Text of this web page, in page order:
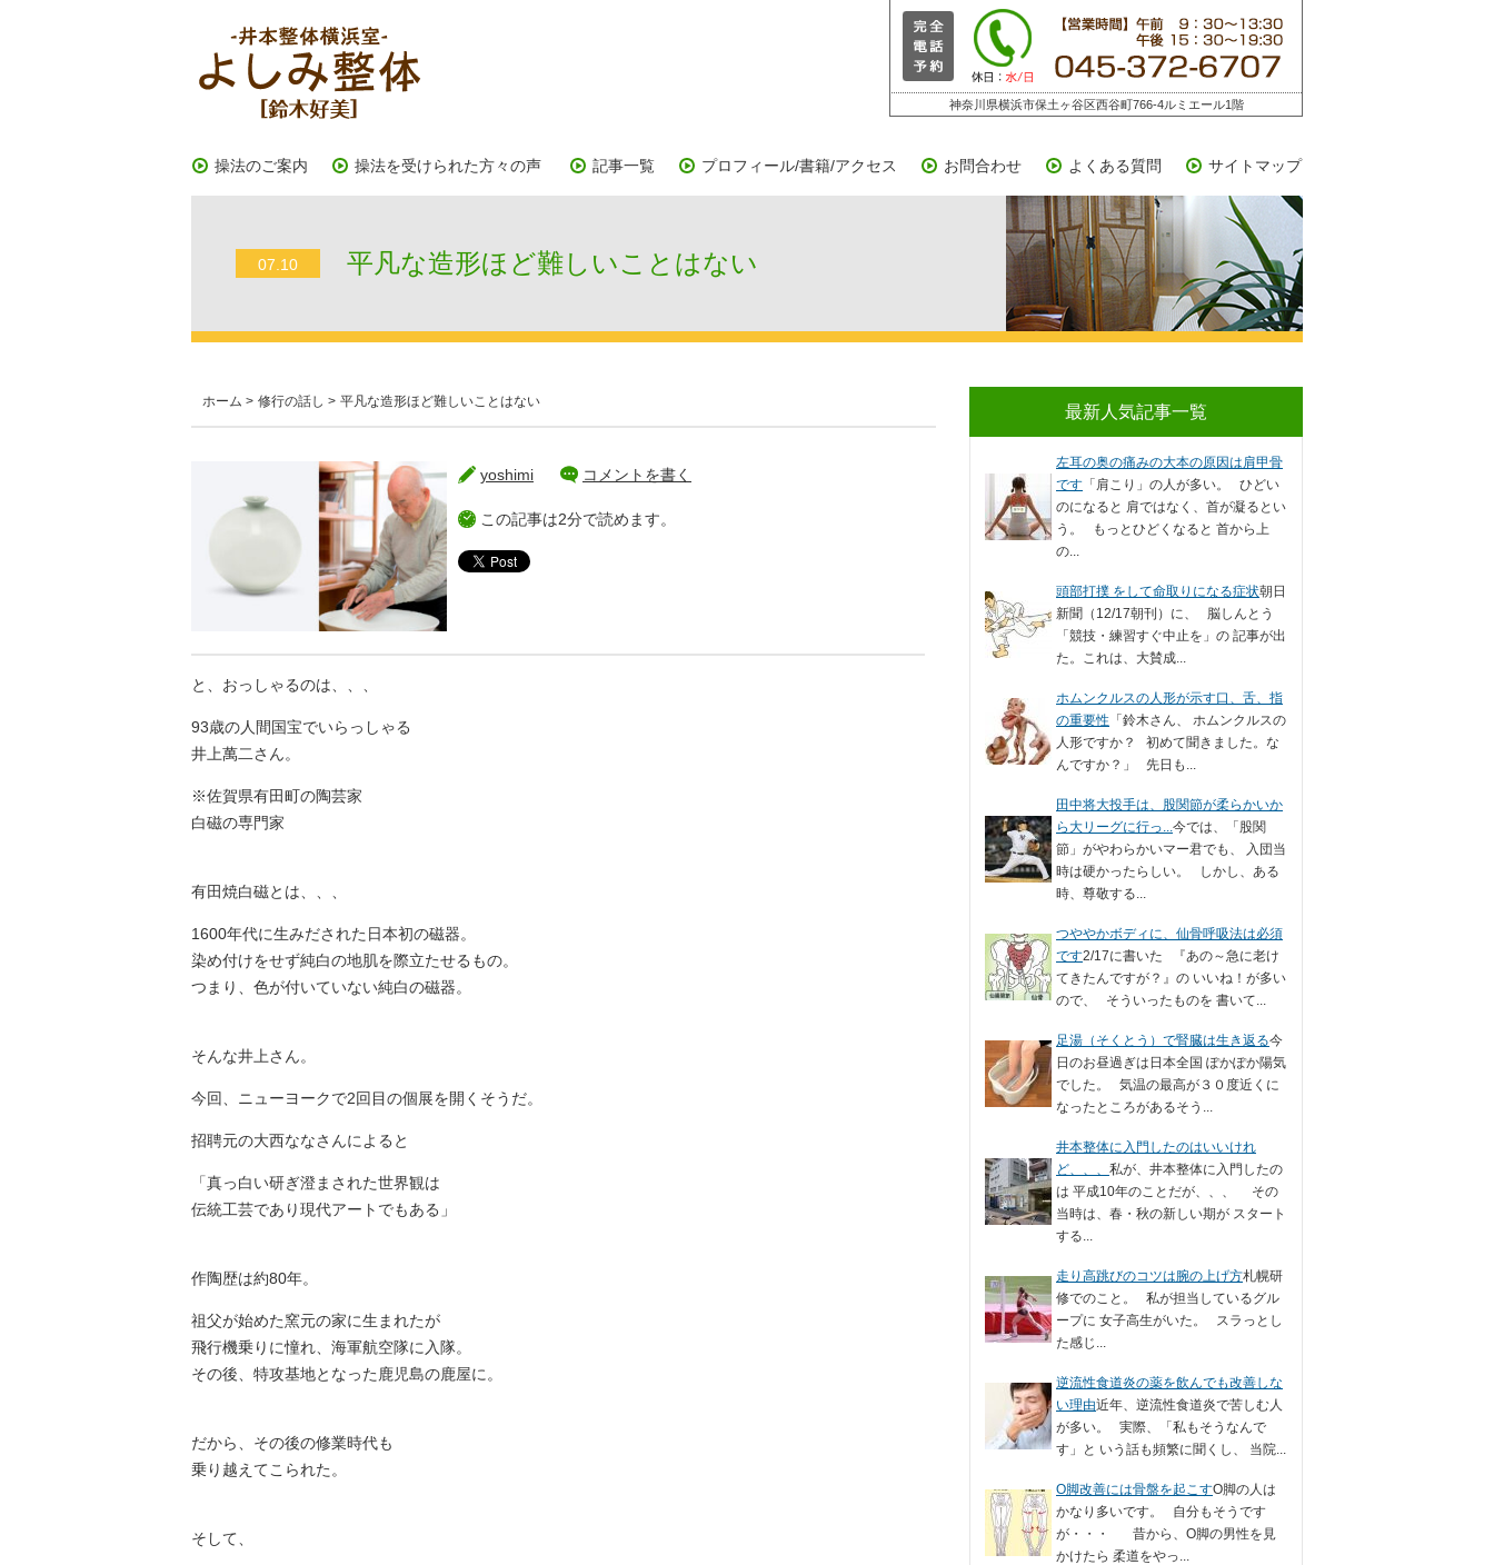
神奈川県横浜市保土ヶ谷区西谷町766-4ルミエール1階
操法のご案内 操法を受けられた方々の声 記事一覧 プロフィール/書籍/アクセス お問合わせ よくある質問 サイトマップ
07.10 平凡な造形ほど難しいことはない
ホーム > 修行の話し > 平凡な造形ほど難しいことはない
yoshimi コメントを書く
この記事は2分で読めます。
と、おっしゃるのは、、、
93歳の人間国宝でいらっしゃる
井上萬二さん。
※佐賀県有田町の陶芸家
白磁の専門家
有田焼白磁とは、、、
1600年代に生みだされた日本初の磁器。
染め付けをせず純白の地肌を際立たせるもの。
つまり、色が付いていない純白の磁器。
そんな井上さん。
今回、ニューヨークで2回目の個展を開くそうだ。
招聘元の大西ななさんによると
「真っ白い研ぎ澄まされた世界観は
伝統工芸であり現代アートでもある」
作陶歴は約80年。
祖父が始めた窯元の家に生まれたが
飛行機乗りに憧れ、海軍航空隊に入隊。
その後、特攻基地となった鹿児島の鹿屋に。
だから、その後の修業時代も
乗り越えてこられた。
そして、
最新人気記事一覧
左耳の奥の痛みの大本の原因は肩甲骨
です 「肩こり」の人が多い。 ひどい
のになると 肩ではなく、首が凝るとい
う。 もっとひどくなると 首から上
の...
頭部打撲 をして命取りになる症状朝日
新聞（12/17朝刊）に、 脳しんとう
「競技・練習すぐ中止を」の 記事が出
た。これは、大賛成...
ホムンクルスの人形が示す口、舌、指
の重要性 「鈴木さん、 ホムンクルスの
人形ですか？ 初めて聞きました。な
んですか？」 先日も...
田中将大投手は、股関節が柔らかいか
ら大リーグに行っ...今では、「股関
節」がやわらかいマー君でも、 入団当
時は硬かったらしい。 しかし、ある
時、尊敬する...
つややかボディに、仙骨呼吸法は必須
です2/17に書いた 『あの～急に老け
てきたんですが？』の いいね！が多い
ので、 そういったものを 書いて...
足湯（そくとう）で腎臓は生き返る今
日のお昼過ぎは日本全国 ぽかぽか陽気
でした。 気温の最高が３０度近くに
なったところがあるそう...
井本整体に入門したのはいいけれ
ど、、、 私が、井本整体に入門したの
は 平成10年のことだが、、、 その
当時は、春・秋の新しい期が スタート
する...
走り高跳びのコツは腕の上げ方札幌研
修でのこと。 私が担当しているグル
ープに 女子高生がいた。 スラっとし
た感じ...
逆流性食道炎の薬を飲んでも改善しな
い理由近年、逆流性食道炎で苦しむ人
が多い。 実際、「私もそうなんで
す」と いう話も頻繁に聞くし、 当院...
O脚改善には骨盤を起こすO脚の人は
かなり多いです。 自分もそうです
が・・・ 昔から、O脚の男性を見
かけたら 柔道をやっ...